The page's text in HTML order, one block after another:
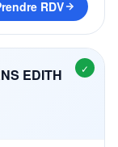
RDV
✓
EDITH